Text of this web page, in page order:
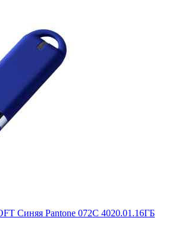
Синяя Pantone 072C 4020.01.16ГБ